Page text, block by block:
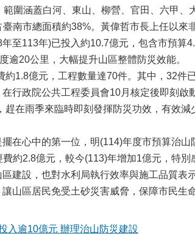
圍涵蓋白河、東山、柳營、官田、六甲、
南市總面積約38%。黃偉哲市長上任以來
至113年)已投入約10.7億元，包含市預算
逾20公里，大幅提升山區整體防災效能。
1.8億元，工程數量達70件。其中，32件
行政院公共工程委員會10月核定後即刻啟
在雨季來臨時即刻發揮防災功效，有效
在心中的第一位，明(114)年度市預算治山
約2.8億元，較今(113)年增加1億元，特
建設，也對水利局執行效率與施工品質表
山區居民免受土砂災害威脅，保障市民生
入逾10億元 辦理治山防災建設